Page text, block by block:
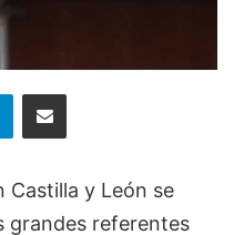
TelegramCompartir via Email
Castilla y León se
grandes referentes